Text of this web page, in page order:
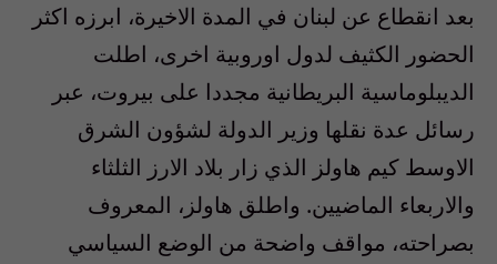
بعد انقطاع عن لبنان في المدة الاخيرة، ابرزه اكثر
الحضور الكثيف لدول اوروبية اخرى، اطلت
الديبلوماسية البريطانية مجددا على بيروت، عبر
رسائل عدة نقلها وزير الدولة لشؤون الشرق
الاوسط كيم هاولز الذي زار بلاد الارز الثلثاء
والاربعاء الماضيين. واطلق هاولز، المعروف
بصراحته، مواقف واضحة من الوضع السياسي